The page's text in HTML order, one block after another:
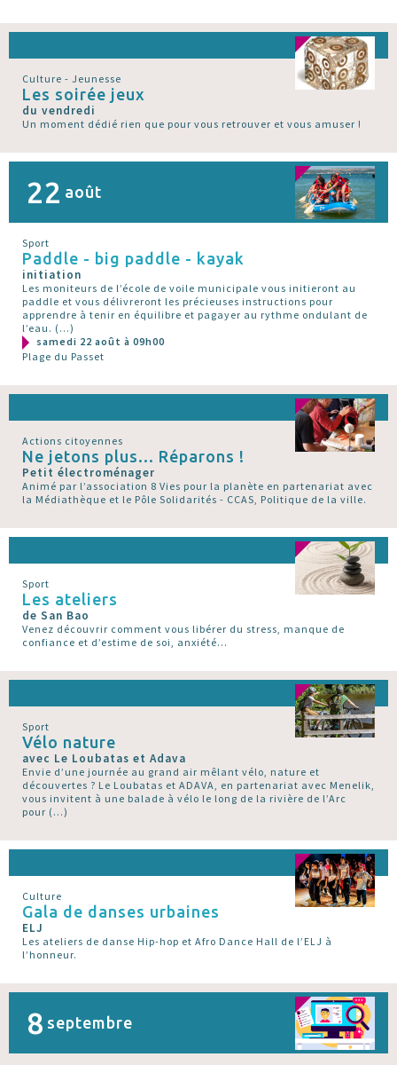
Culture - Jeunesse
Les soirée jeux
du vendredi
Un moment dédié rien que pour vous retrouver et vous amuser !
22 août
Sport
Paddle - big paddle - kayak
initiation
Les moniteurs de l’école de voile municipale vous initieront au
paddle et vous délivreront les précieuses instructions pour
apprendre à tenir en équilibre et pagayer au rythme ondulant de
l’eau. (…)
samedi 22 août à 09h00
Plage du Passet
Actions citoyennes
Ne jetons plus... Réparons !
Petit électroménager
Animé par l’association 8 Vies pour la planète en partenariat avec
la Médiathèque et le Pôle Solidarités - CCAS, Politique de la ville.
Sport
Les ateliers
de San Bao
Venez découvrir comment vous libérer du stress, manque de
confiance et d’estime de soi, anxiété...
Sport
Vélo nature
avec Le Loubatas et Adava
Envie d’une journée au grand air mêlant vélo, nature et
découvertes ? Le Loubatas et ADAVA, en partenariat avec Menelik,
vous invitent à une balade à vélo le long de la rivière de l’Arc
pour (…)
Culture
Gala de danses urbaines
ELJ
Les ateliers de danse Hip-hop et Afro Dance Hall de l’ELJ à
l’honneur.
8 septembre